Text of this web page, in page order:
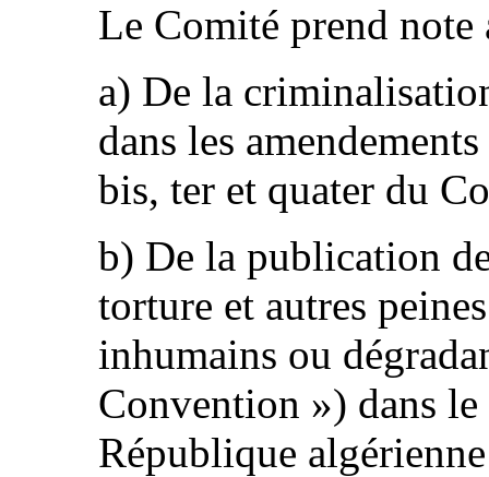
Le Comité prend note
a) De la
dans les
bis, ter et quater du
b) De la publication
torture et autres
inhumains ou
Convention ») dans
République